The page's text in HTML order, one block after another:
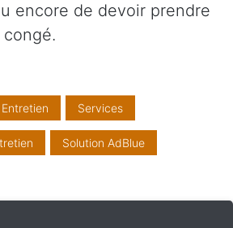
encore de devoir prendre
Entretien Services
Solution AdBlue